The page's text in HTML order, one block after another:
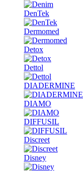
DenTek
Dermomed
Detox
Dettol
DIADERMINE
DIAMO
DIFFUSIL
Discreet
Disney